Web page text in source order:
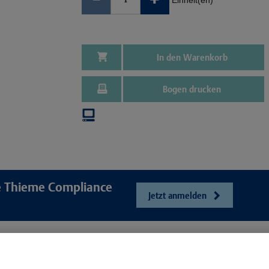
In den Warenkorb
Bogen drucken
Compliance
Jetzt anmelden